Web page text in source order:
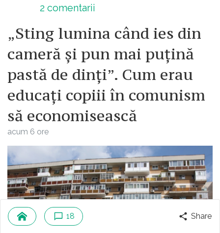
2 comentarii
„Sting lumina când ies din
cameră și pun mai puțină
pastă de dinți”. Cum erau
educați copiii în comunism
să economisească
acum 6 ore
18 Share